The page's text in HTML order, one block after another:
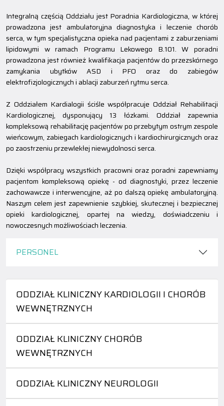
ODDZIAŁ KLINICZNY KARDIOLOGII I CHORÓB
WEWNĘTRZNYCH
ODDZIAŁ KLINICZNY CHORÓB
WEWNĘTRZNYCH
ODDZIAŁ KLINICZNY NEUROLOGII
Integralną częścią Oddziału jest Poradnia Kardiologiczna, w której
prowadzona jest ambulatoryjna diagnostyka i leczenie chorób
serca, w tym specjalistyczna opieka nad pacjentami z zaburzeniami
lipidowymi w ramach Programu Lekowego B.101. W poradni
prowadzona jest również kwalifikacja pacjentów do przezskórnego
zamykania ubytków ASD i PFO oraz do zabiegów
elektrofizjologicznych i ablacji zaburzeń rytmu serca.
Z Oddziałem Kardialogii ściśle współpracuje Oddział Rehabilitacji
Kardiologicznej, dysponujący 13 łózkami. Oddział zapewnia
kompleksową rehabilitację pacjentów po przebytym ostrym zespole
wieńcowym, zabiegach kardiologicznych i kardiochirurgicznych oraz
po zaostrzeniu przewlekłej niewydolnosci serca.
Dzięki współpracy wszystkich pracowni oraz poradni zapewniamy
pacjentom kompleksową opiekę - od diagnostyki, przez leczenie
zachowawcze i interwencyjne, aż po dalszą opiekę ambulatoryjną.
Naszym celem jest zapewnienie szybkiej, skutecznej i bezpiecznej
opieki kardiologicznej, opartej na wiedzy, doświadczeniu i
nowoczesnych możliwościach leczenia.
PERSONEL